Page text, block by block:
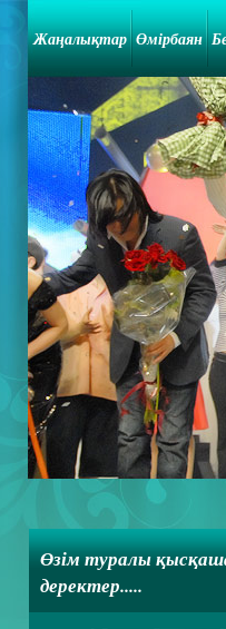
Жаңалықтар Өмірбаян
Өзім туралы
деректер.....